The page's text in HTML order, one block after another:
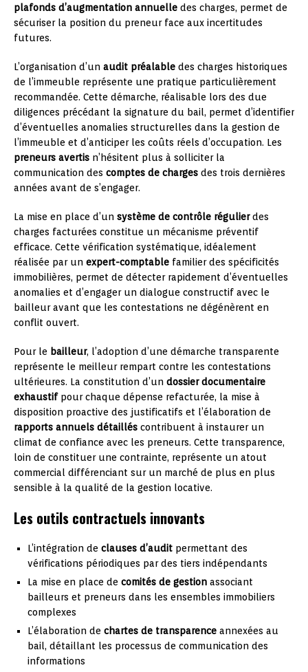
plafonds d’augmentation annuelle des charges, permet de
sécuriser la position du preneur face aux incertitudes
futures.
L’organisation d’un audit préalable des charges historiques
de l’immeuble représente une pratique particulièrement
recommandée. Cette démarche, réalisable lors des due
diligences précédant la signature du bail, permet d’identifier
d’éventuelles anomalies structurelles dans la gestion de
l’immeuble et d’anticiper les coûts réels d’occupation. Les
preneurs avertis n’hésitent plus à solliciter la
communication des comptes de charges des trois dernières
années avant de s’engager.
La mise en place d’un système de contrôle régulierdes
charges facturées constitue un mécanisme préventif
efficace. Cette vérification systématique, idéalement
réalisée par un expert-comptable familier des spécificités
immobilières, permet de détecter rapidement d’éventuelles
anomalies et d’engager un dialogue constructif avec le
bailleur avant que les contestations ne dégénèrent en
conflit ouvert.
Pour le bailleur, l’adoption d’une démarche transparente
représente le meilleur rempart contre les contestations
ultérieures. La constitution d’un dossier documentaire
exhaustifpour chaque dépense refacturée, la mise à
disposition proactive des justificatifs et l’élaboration de
rapports annuels détaillés contribuent à instaurer un
climat de confiance avec les preneurs. Cette transparence,
loin de constituer une contrainte, représente un atout
commercial différenciant sur un marché de plus en plus
sensible à la qualité de la gestion locative.
Les outils contractuels innovants
L’intégration de clauses d’audit permettant des
vérifications périodiques par des tiers indépendants
La mise en place de comités de gestion associant
bailleurs et preneurs dans les ensembles immobiliers
complexes
L’élaboration de chartes de transparence annexées au
bail, détaillant les processus de communication des
informations